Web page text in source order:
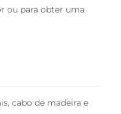
ou para obter uma
cabo de madeira e